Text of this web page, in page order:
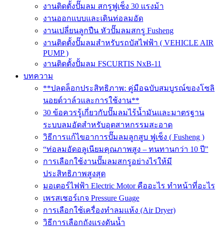
งานติดตั้งปั๊มลม สกรูฟูเช็ง 30 แรงม้า
งานออกแบบและเดินท่อลมอัด
งานเปลี่ยนลูกปืน หัวปั๊มลมสกรู Fusheng
งานติดตั้งปั๊มลมสำหรับรถบัสไฟฟ้า ( VEHICLE AIR
PUMP )
งานติดตั้งปั้มลม FSCURTIS NxB-11
บทความ
**ปลดล็อกประสิทธิภาพ: คู่มือฉบับสมบูรณ์ของโซลิ
นอยด์วาล์วและการใช้งาน**
30 ข้อควรรู้เกี่ยวกับปั๊มลมไร้น้ำมันและมาตรฐาน
ระบบลมอัดสำหรับอุตสาหกรรมสะอาด
วิธีการแก้ไขอาการปั๊มลมลูกสูบ ฟูเช็ง ( Fusheng )
“ท่อลมอัดอลูเนียมคุณภาพสูง – ทนทานกว่า 10 ปี”
การเลือกใช้งานปั๊มลมสกรูอย่างไรให้มี
ประสิทธิภาพสูงสุด
มอเตอร์ไฟฟ้า Electric Motor คืออะไร ทำหน้าที่อะไร
เพรสเชอร์เกจ Pressure Guage
การเลือกใช้เครื่องทำลมแห้ง (Air Dryer)
วิธีการเลือกถังแรงดันน้ำ